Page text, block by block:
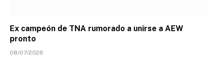
Ex campeón de TNA rumorado a unirse a AEW
pronto
08/07/2026